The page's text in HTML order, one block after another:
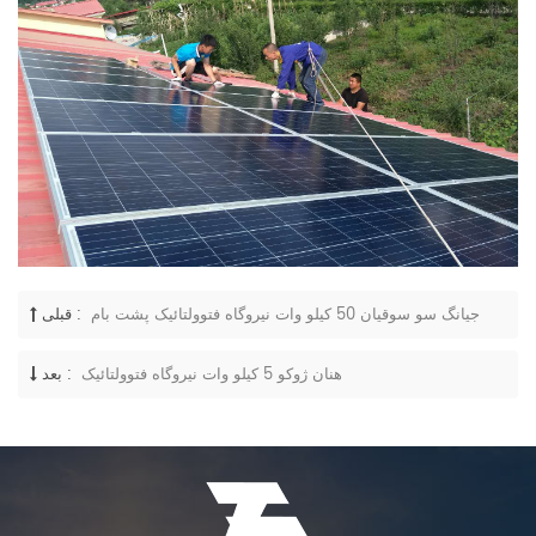
قبلی : جیانگ سو سوقیان 50 کیلو وات نیروگاه فتوولتائیک پشت بام
بعد : هنان ژوکو 5 کیلو وات نیروگاه فتوولتائیک